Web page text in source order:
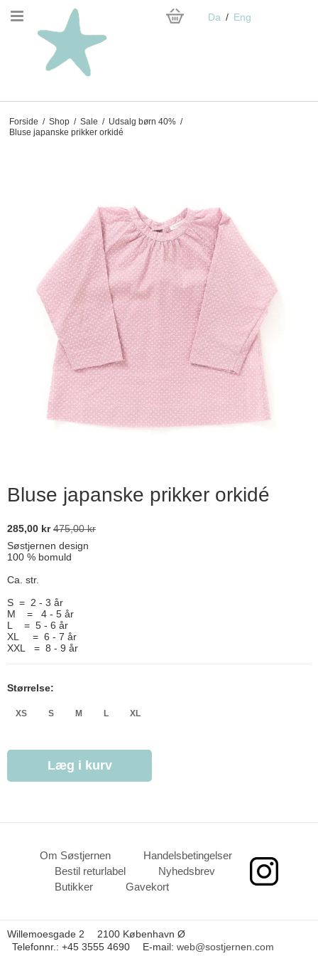
Da Eng
Forside / Shop / Sale / Udsalg børn 40% /
Bluse japanske prikker orkidé
Bluse japanske prikker orkidé
285,00 kr 475,00 kr
Søstjernen design
100 % bomuld
Ca. str.
S = 2 - 3 år
M = 4 - 5 år
L = 5 - 6 år
XL = 6 - 7 år
XXL = 8 - 9 år
Størrelse:
XS S M L XL
Læg i kurv
Om Søstjernen
Handelsbetingelser
Bestil returlabel
Nyhedsbrev
Butikker
Gavekort
Willemoesgade 2
2100 København Ø
Telefonnr. : +45 3555 4690 E-mail: web@sostjernen.com